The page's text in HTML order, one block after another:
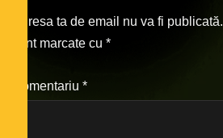
Adresa ta de email nu va fi publicată.
sunt marcate cu *
Comentariu *